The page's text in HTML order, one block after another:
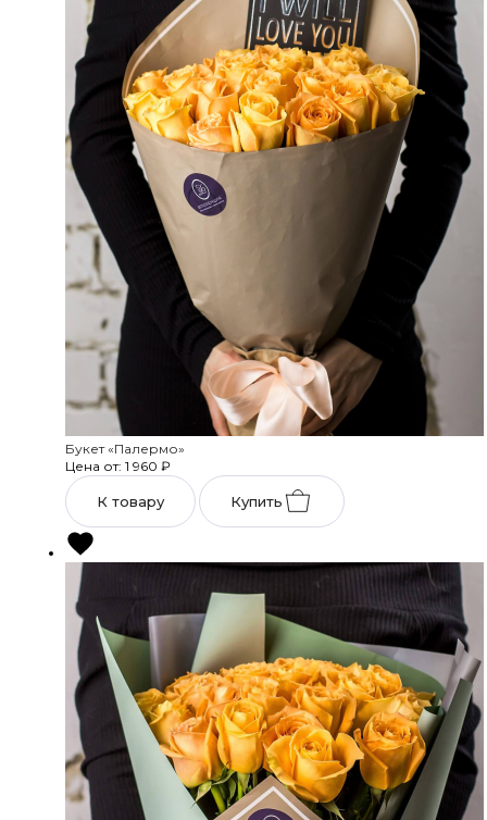
Букет «Палермо»
Цена от: 1 960 ₽
К товару Купить